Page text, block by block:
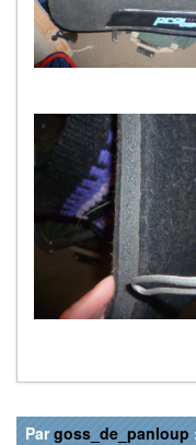
Pargoss_de_panloup